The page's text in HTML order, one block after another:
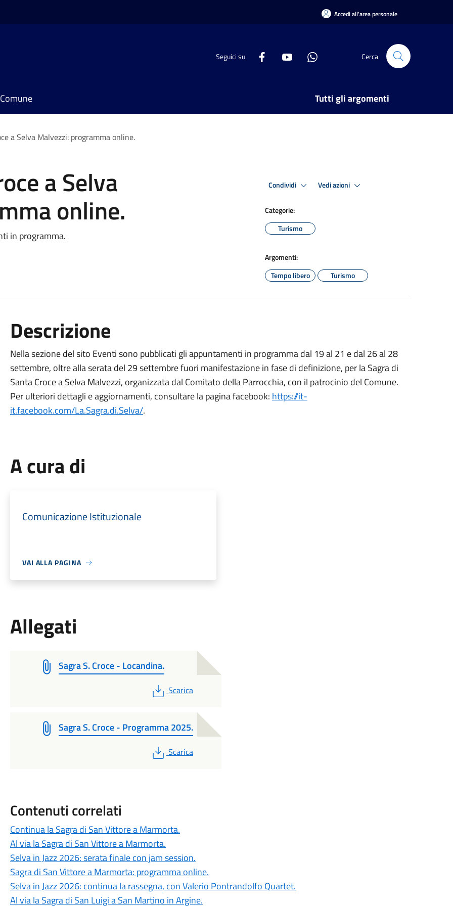
Accedi all'area personale
Seguici su Cerca
Tutti gli argomenti
a Selva Malvezzi: programma online.
a Selva
online.
in programma.
Condividi Vedi azioni
Categorie:
Turismo
Argomenti:
Tempo libero
Turismo
Descrizione
Nella sezione del sito Eventi sono pubblicati gli appuntamenti in programma dal 19 al 21 e dal 26 al 28
settembre, oltre alla serata del 29 settembre fuori manifestazione in fase di definizione, per la Sagra di
Santa Croce a Selva Malvezzi, organizzata dal Comitato della Parrocchia, con il patrocinio del Comune.
Per ulteriori dettagli e aggiornamenti, consultare la pagina facebook: https://it-
it.facebook.com/La.Sagra.di.Selva/.
A cura di
Comunicazione Istituzionale
VAI ALLA PAGINA
Allegati
Sagra S. Croce - Locandina.
PDF
Scarica
Sagra S. Croce - Programma 2025.
PDF
Scarica
Contenuti correlati
Continua la Sagra di San Vittore a Marmorta.
Al via la Sagra di San Vittore a Marmorta.
Selva in Jazz 2026: serata finale con jam session.
Sagra di San Vittore a Marmorta: programma online.
Selva in Jazz 2026: continua la rassegna, con Valerio Pontrandolfo Quartet.
Al via la Sagra di San Luigi a San Martino in Argine.